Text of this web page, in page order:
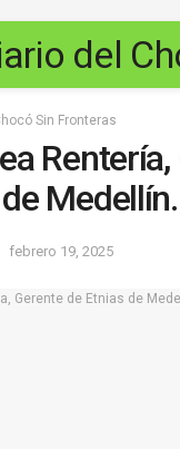
Sin Fronteras
Medellín.
febrero 19, 2025